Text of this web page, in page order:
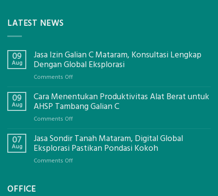
LATEST NEWS
09
Aug
Jasa Izin Galian C Mataram, Konsultasi Lengkap
Dengan Global Eksplorasi
Comments Offon
Izin
Galian
Lengkap
Dengan
Global
09
Aug
Cara Menentukan Produktivitas Alat Berat untuk
AHSP Tambang Galian C
Comments Offon
Menentukan
Produktivitas
07
Aug
Jasa Sondir Tanah Mataram, Digital Global
Eksplorasi Pastikan Pondasi Kokoh
Comments Offon
OFFICE